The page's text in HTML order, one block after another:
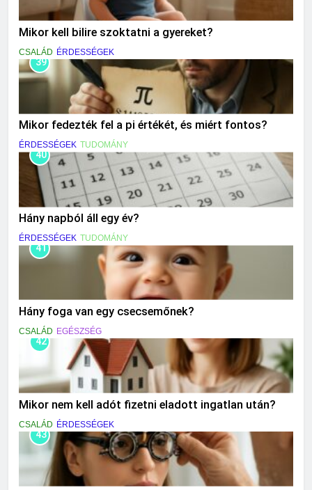
Mikor kell bilire szoktatni a gyereket?
CSALÁD ÉRDESSÉGEK
39
Mikor fedezték fel a pi értékét, és miért fontos?
ÉRDESSÉGEK TUDOMÁNY
40
Hány napból áll egy év?
ÉRDESSÉGEK TUDOMÁNY
41
Hány foga van egy csecsemőnek?
CSALÁD EGÉSZSÉG
42
Mikor nem kell adót fizetni eladott ingatlan után?
CSALÁD ÉRDESSÉGEK
43